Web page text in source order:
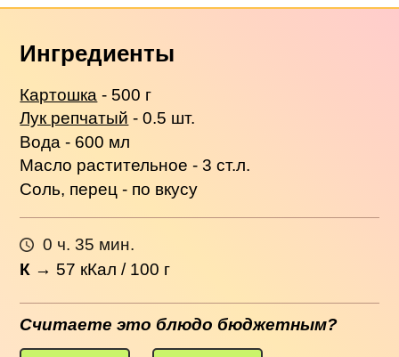
Ингредиенты
Картошка - 500 г
Лук репчатый - 0.5 шт.
Вода - 600 мл
Масло растительное - 3 ст.л.
Соль, перец - по вкусу
0 ч. 35 мин.
К → 57 кКал / 100 г
Считаете это блюдо бюджетным?